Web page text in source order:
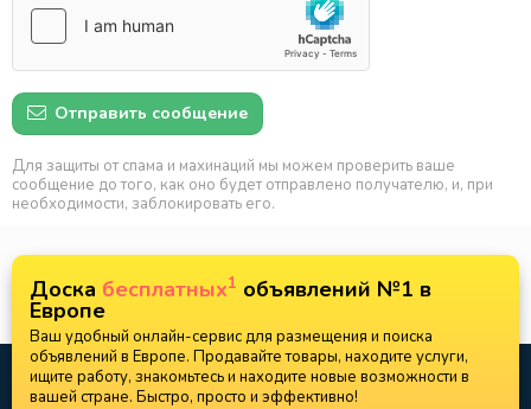
Отправить сообщение
Для защиты от спама и махинаций мы можем проверить ваше
сообщение до того, как оно будет отправлено получателю, и, при
необходимости, заблокировать его.
Доска бесплатных1 объявлений №1 в
Европе
Ваш удобный онлайн-сервис для размещения и поиска
объявлений в Европе. Продавайте товары, находите услуги,
ищите работу, знакомьтесь и находите новые возможности в
вашей стране. Быстро, просто и эффективно!